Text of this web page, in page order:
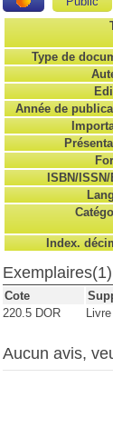
Type de
Année de
ISBN/ISSN/
Index.
Exemplaires(1)
Cote
220.5 DOR
Livre
Aucun avis,